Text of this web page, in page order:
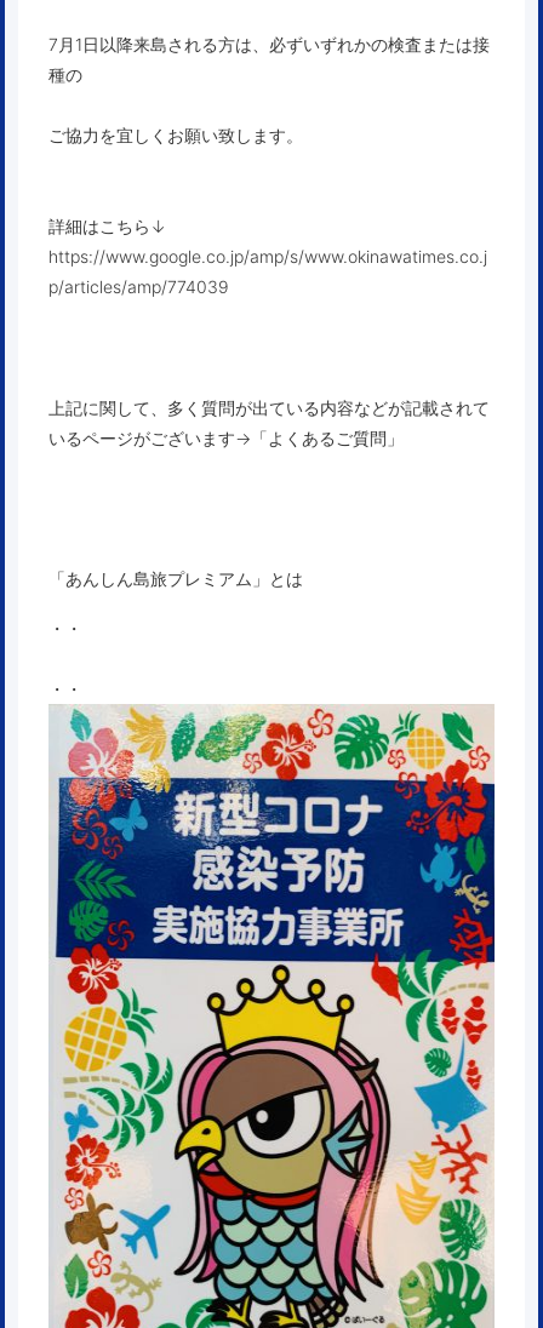
7月1日以降来島される方は、必ずいずれかの検査または接
種の
ご協力を宜しくお願い致します。
詳細はこちら↓
https://www.google.co.jp/amp/s/www.okinawatimes.co.j
p/articles/amp/774039
上記に関して、多く質問が出ている内容などが記載されて
いるページがございます→ 「よくあるご質問」
「あんしん島旅プレミアム」とは
・・
・・